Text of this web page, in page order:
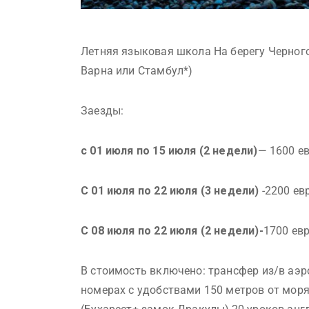
Летняя языковая школа На берегу
Варна или Стамбул*)
Заезды:
с 01 июля по 15 июля (2 недели)— 1600
С 01 июля по 22 июля (3 недели) -2200
С 08 июля по 22 июля (2 недели)-1700
В стоимость включено: трансфер из/в
номерах с удобствами 150 метров от